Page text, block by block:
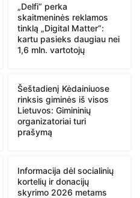
„Delfi“ perka
skaitmeninės reklamos
tinklą „Digital Matter“:
kartu pasieks daugiau nei
1,6 mln. vartotojų
Šeštadienį Kėdainiuose
rinksis giminės iš visos
Lietuvos: Gimininių
organizatoriai turi
prašymą
Informacija dėl socialinių
kortelių ir donacijų
skyrimo 2026 metams